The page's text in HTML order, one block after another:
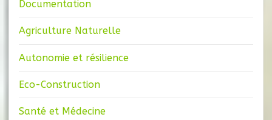
Documentation
Agriculture Naturelle
Autonomie et résilience
Eco-Construction
Santé et Médecine